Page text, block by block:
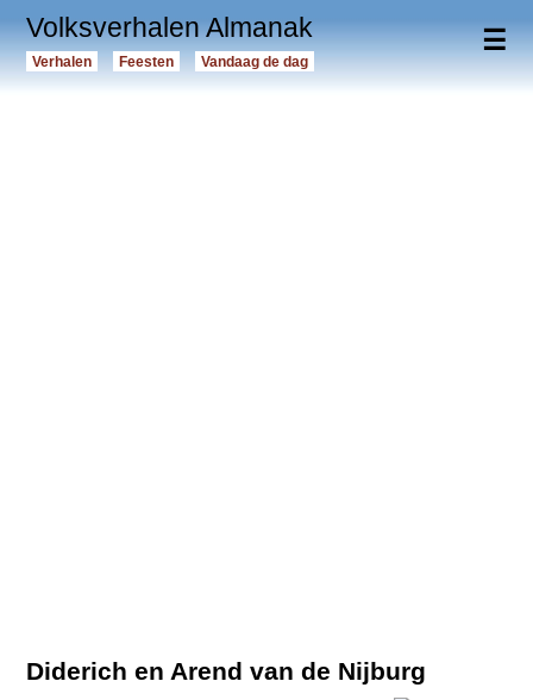
☰
Volksverhalen Almanak
Verhalen Feesten Vandaag de dag
Diderich en Arend van de Nijburg